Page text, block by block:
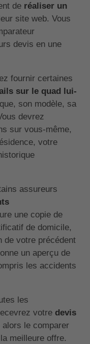
de réaliser un
site web. Vous
devis en une
fournir certaines
sur le quad lui-
son modèle, sa
devrez
sur vous-même,
votre
assureurs
une copie de
de domicile,
de votre précédent
un aperçu de
les accidents
les
votre devis
alors le comparer
meilleure offre.